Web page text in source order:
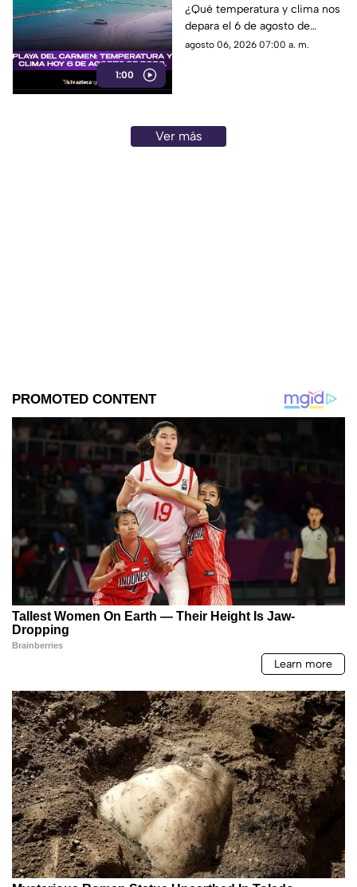
1:00
2026.
¿Qué temperatura y clima nos
depara el 6 de agosto de
2026? No te pierdas este
agosto 06, 2026 07:00 a. m.
Ver más